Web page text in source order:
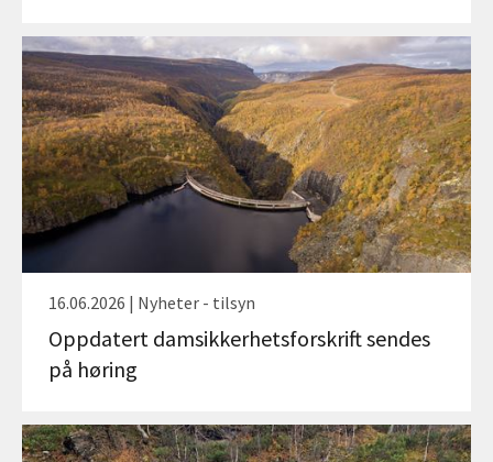
16.06.2026 | Nyheter - tilsyn
Oppdatert damsikkerhetsforskrift sendes
på høring